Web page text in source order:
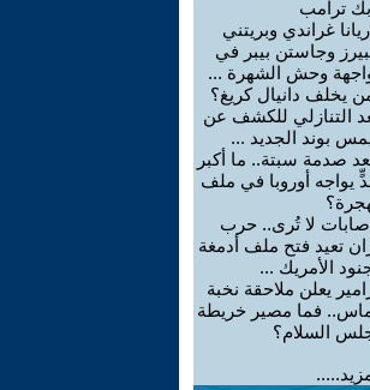
ترامب
غراندي وبريتني
وجاستن بيبر في
وحش الشهرة ...
يخلف دانيال كريغ؟
التنازلي للكشف عن
بوند الجديد ...
صدمة سبتة.. ما أكبر
يواجه أوروبا في ملف
لا تُرى.. حرب
تعيد فتح ملف أدمغة
الأمريك ...
يعلن ملاحقة نخبة
فما مصير خريطة
السلام؟